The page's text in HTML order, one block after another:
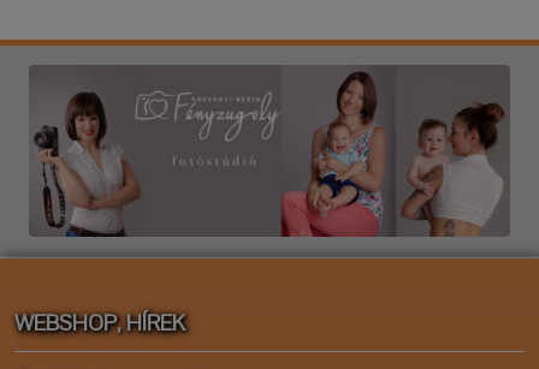
WEBSHOP, HÍREK